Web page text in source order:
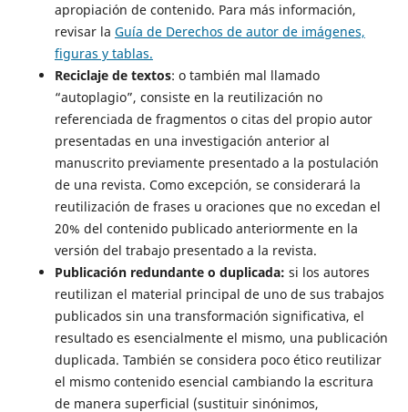
apropiación de contenido. Para más información,
revisar la Guía de Derechos de autor de imágenes,
figuras y tablas.
Reciclaje de textos: o también mal llamado
“autoplagio”, consiste en la reutilización no
referenciada de fragmentos o citas del propio autor
presentadas en una investigación anterior al
manuscrito previamente presentado a la postulación
de una revista. Como excepción, se considerará la
reutilización de frases u oraciones que no excedan el
20% del contenido publicado anteriormente en la
versión del trabajo presentado a la revista.
Publicación redundante o duplicada: si los autores
reutilizan el material principal de uno de sus trabajos
publicados sin una transformación significativa, el
resultado es esencialmente el mismo, una publicación
duplicada. También se considera poco ético reutilizar
el mismo contenido esencial cambiando la escritura
de manera superficial (sustituir sinónimos,